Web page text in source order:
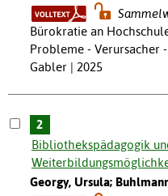
Bürokratie an
Probleme - Verursacher
Gabler | 2025
2
Bibliothekspädagogik
Georgy, Ursula;